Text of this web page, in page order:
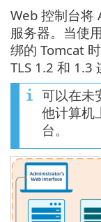
Web 控制台将
服务器。当使
绑的 Tomcat
TLS 1.2 和 1.3
可以在未
他计算机
台。